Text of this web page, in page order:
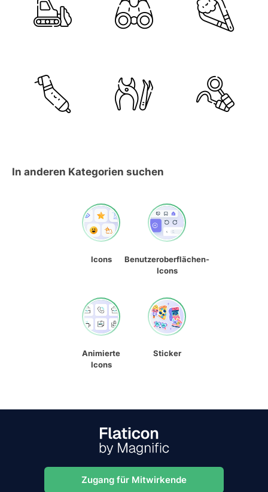
In anderen Kategorien suchen
Icons
Benutzeroberflächen-
Icons
Animierte
Icons
Sticker
Zugang für Mitwirkende